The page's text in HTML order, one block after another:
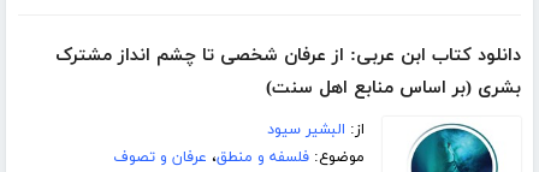
دانلود کتاب ابن عربی: از عرفان شخصی تا چشم‌ انداز مشترک
بشری (بر اساس منابع اهل سنت)
از: البشیر سیود
موضوع:فلسفه و منطق، عرفان و تصوف